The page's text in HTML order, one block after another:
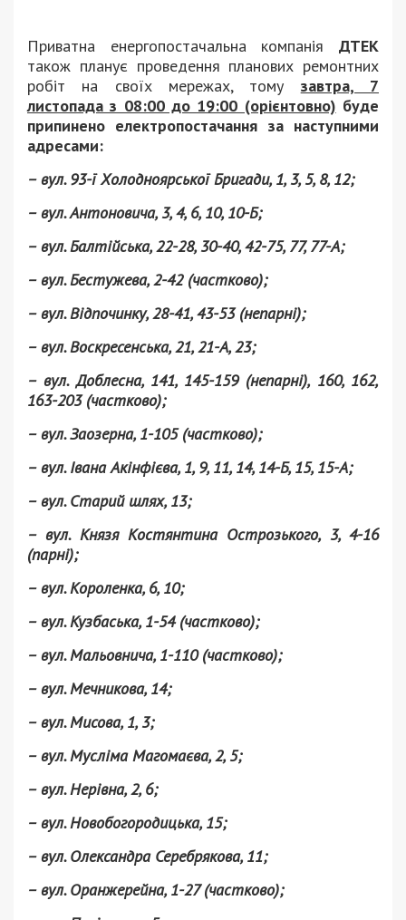
Приватна енергопостачальна компанія ДТЕК
також планує проведення планових ремонтних
робіт на своїх мережах, тому завтра, 7
листопада з 08:00 до 19:00 (орієнтовно) буде
припинено електропостачання за наступними
адресами:
– вул. 93-ї Холодноярської Бригади, 1, 3, 5, 8, 12;
– вул. Антоновича, 3, 4, 6, 10, 10-Б;
– вул. Балтійська, 22-28, 30-40, 42-75, 77, 77-А;
– вул. Бестужева, 2-42 (частково);
– вул. Відпочинку, 28-41, 43-53 (непарні);
– вул. Воскресенська, 21, 21-А, 23;
– вул. Доблесна, 141, 145-159 (непарні), 160, 162,
163-203 (частково);
– вул. Заозерна, 1-105 (частково);
– вул. Івана Акінфієва, 1, 9, 11, 14, 14-Б, 15, 15-А;
– вул. Старий шлях, 13;
– вул. Князя Костянтина Острозького, 3, 4-16
(парні);
– вул. Короленка, 6, 10;
– вул. Кузбаська, 1-54 (частково);
– вул. Мальовнича, 1-110 (частково);
– вул. Мечникова, 14;
– вул. Мисова, 1, 3;
– вул. Мусліма Магомаєва, 2, 5;
– вул. Нерівна, 2, 6;
– вул. Новобогородицька, 15;
– вул. Олександра Серебрякова, 11;
– вул. Оранжерейна, 1-27 (частково);